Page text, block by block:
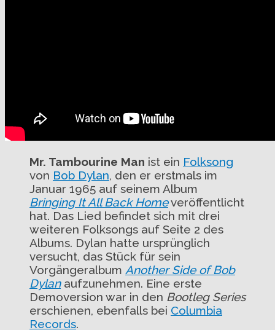
Mr. Tambourine Man ist ein Folksong
von Bob Dylan, den er erstmals im
Januar 1965 auf seinem Album
Bringing It All Back Homeveröffentlicht
hat. Das Lied befindet sich mit drei
weiteren Folksongs auf Seite 2 des
Albums. Dylan hatte ursprünglich
versucht, das Stück für sein
Vorgängeralbum Another Side of Bob
Dylanaufzunehmen. Eine erste
Demoversion war in den Bootleg Series
erschienen, ebenfalls bei Columbia
Records.